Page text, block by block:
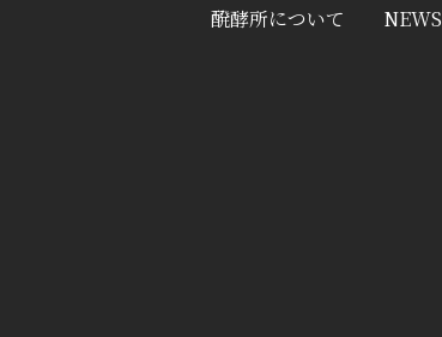
醗酵所について NEWS